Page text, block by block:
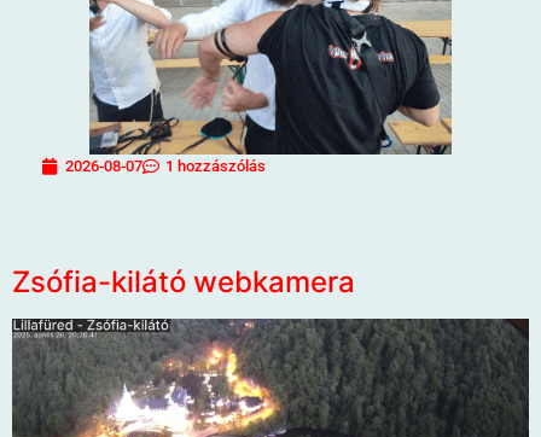
2026-08-07 1 hozzászólás
Zsófia-kilátó webkamera